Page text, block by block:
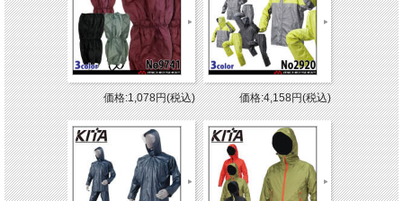
価格:1,078円(税込) 価格:4,158円(税込)